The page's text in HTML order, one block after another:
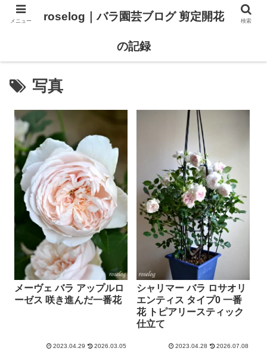
写真
メーヴェ バラ アップルロ
ーゼス 咲き進んだ一番花
2023.04.29 2026.03.05
シャリマー バラ ロサオリ
エンティス タイプ0 一番
花 トピアリースティック
仕立て
2023.04.28 2026.07.08
メニュー roselog｜バラ園芸ブログ 剪定開花
の記録
検索